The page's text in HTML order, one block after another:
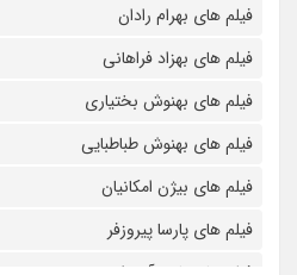
فیلم های بهرام رادان
فیلم های بهزاد فراهانی
فیلم های بهنوش بختیاری
فیلم های بهنوش طباطبایی
فیلم های بیژن امکانیان
فیلم های پارسا پیروزفر